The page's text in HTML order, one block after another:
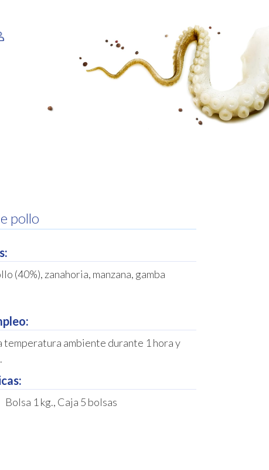
pollo
(40%), zanahoria, manzana, gamba
temperatura ambiente durante 1 hora y
Bolsa 1 kg., Caja 5 bolsas